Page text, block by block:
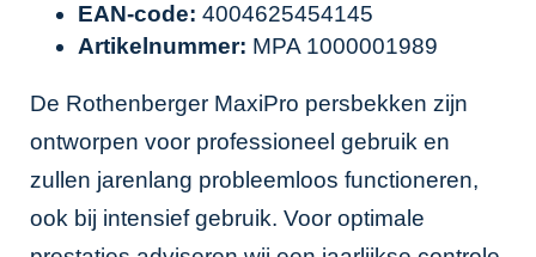
EAN-code: 4004625454145
Artikelnummer: MPA 1000001989
De Rothenberger MaxiPro persbekken zijn
ontworpen voor professioneel gebruik en
zullen jarenlang probleemloos functioneren,
ook bij intensief gebruik. Voor optimale